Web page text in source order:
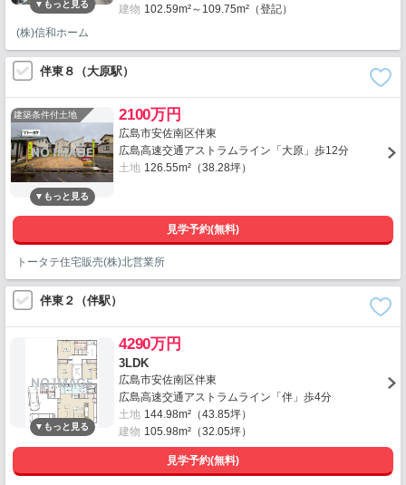
建物 102.59m²～109.75m²（登記）
(株)信和ホーム
伴東８（大原駅）
建築条件付土地 2100万円
広島市安佐南区伴東
広島高速交通アストラムライン「大原」歩12分
土地 126.55m²（38.28坪）
見学予約(無料)
トータテ住宅販売(株)北営業所
伴東２（伴駅）
4290万円
3LDK
広島市安佐南区伴東
広島高速交通アストラムライン「伴」歩4分
土地 144.98m²（43.85坪）
建物 105.98m²（32.05坪）
見学予約(無料)